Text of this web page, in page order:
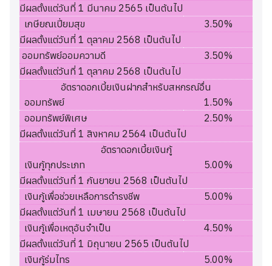
มีผลตั้งแต่วันที่ 1 มีนาคม 2565 เป็นต้นไป
เกษียณเปี่ยมสุข
3.50%
มีผลตั้งแต่วันที่ 1 ตุลาคม 2568 เป็นต้นไป
ออมทรัพย์ออมความดี
3.50%
มีผลตั้งแต่วันที่ 1 ตุลาคม 2568 เป็นต้นไป
อัตราดอกเบี้ยเงินฝากสำหรับสหกรณ์อื่น
ออมทรัพย์
1.50%
ออมทรัพย์พิเศษ
2.50%
มีผลตั้งแต่วันที่ 1 สิงหาคม 2564 เป็นต้นไป
อัตราดอกเบี้ยเงินกู้
เงินกู้ทุกประเภท
5.00%
มีผลตั้งแต่วันที่ 1 กันยายน 2568 เป็นต้นไป
เงินกู้เพื่อช่วยเหลือการดำรงชีพ
5.00%
มีผลตั้งแต่วันที่ 1 เมษายน 2568 เป็นต้นไป
เงินกู้เพื่อเหตุอันจำเป็น
4.50%
มีผลตั้งแต่วันที่ 1 มิถุนายน 2565 เป็นต้นไป
เงินกู้ร่มไทร
5.00%